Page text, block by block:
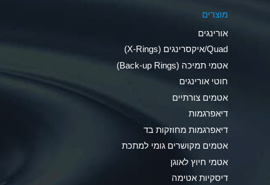
Ammonia Anhydrous
Ammonia Gas (hot)
Ammonium Carbonate (Aqueous)
Ammonium Chloride (Aqueous)
Ammonium Hydroxide (conc.)
Ammonium Nitrate (Aqueous)
מוצרים
אורינגים
Quad/איקסרינגים (X-Rings)
אטמי תמיכה (Back-up Rings)
חוטי אורינגים
אטמים צורתיים
דיאפרגמות
דיאפרגמות מחוזקות בד
אטמים מקושרים גומי למתכת
אטמי חיוץ לאוגן
דיסקיות אטימה